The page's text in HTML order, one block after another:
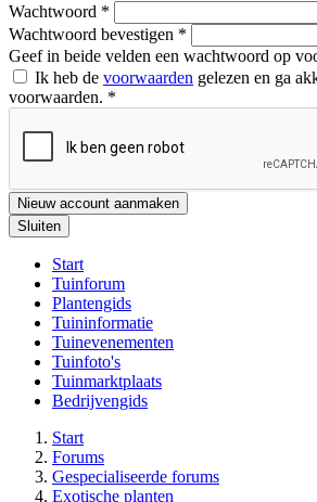
Wachtwoord *
Wachtwoord bevestigen *
Geef in beide velden een wachtwoord op
Ik heb de voorwaarden gelezen en ga
voorwaarden. *
Nieuw account aanmaken
Sluiten
Start
Tuinforum
Plantengids
Tuininformatie
Tuinevenementen
Tuinfoto's
Tuinmarktplaats
Bedrijvengids
Start
Forums
Gespecialiseerde forums
Exotische planten